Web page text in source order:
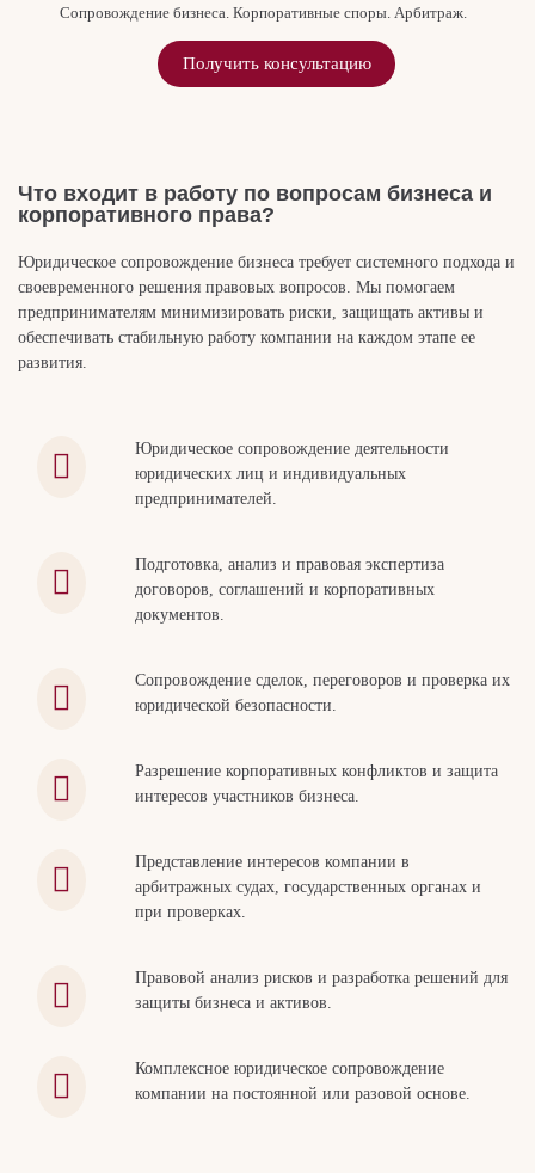
Сопровождение бизнеса. Корпоративные споры. Арбитраж.
Получить консультацию
Что входит в работу по вопросам бизнеса и
корпоративного права?
Юридическое сопровождение бизнеса требует системного подхода и
своевременного решения правовых вопросов. Мы помогаем
предпринимателям минимизировать риски, защищать активы и
обеспечивать стабильную работу компании на каждом этапе ее
развития.
Юридическое сопровождение деятельности
юридических лиц и индивидуальных
предпринимателей.
Подготовка, анализ и правовая экспертиза
договоров, соглашений и корпоративных
документов.
Сопровождение сделок, переговоров и проверка их
юридической безопасности.
Разрешение корпоративных конфликтов и защита
интересов участников бизнеса.
Представление интересов компании в
арбитражных судах, государственных органах и
при проверках.
Правовой анализ рисков и разработка решений для
защиты бизнеса и активов.
Комплексное юридическое сопровождение
компании на постоянной или разовой основе.